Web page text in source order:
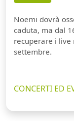
Noemi dovrà
caduta, ma dal
recuperare i live
settembre.
CONCERTI ED